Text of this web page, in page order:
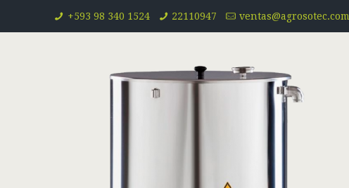
+593 98 340 1524 22110947 ventas@agrosotec.com